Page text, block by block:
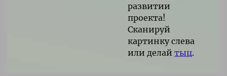
развитии
проекта!
Сканируй
картинку слева
или делай тыц.